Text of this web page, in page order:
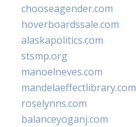
chooseagender.com
hoverboardssale.com
alaskapolitics.com
stsmp.org
manoelneves.com
mandelaeffectlibrary.com
roselynns.com
balanceyoganj.com